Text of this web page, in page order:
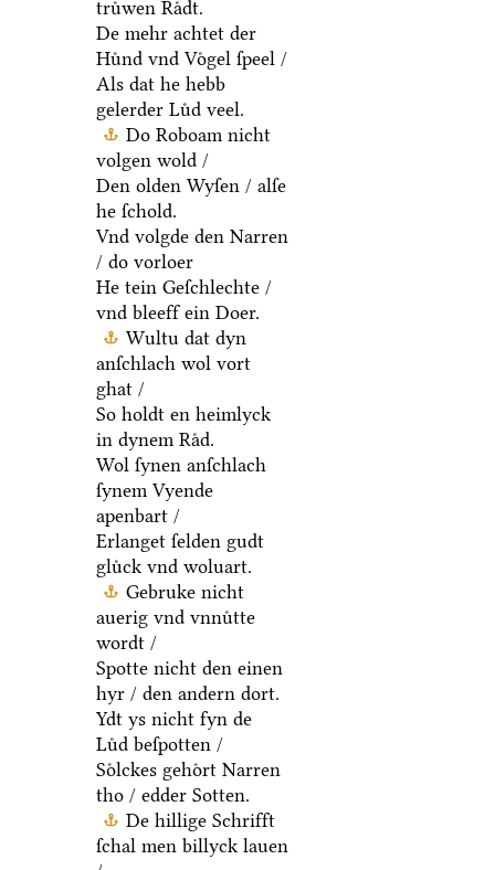
truͤwen Raͤdt.
De mehr achtet der
Huͤnd vnd Voͤgel ſpeel /
Als dat he hebb
gelerder Luͤd veel.
Do Roboam nicht
volgen wold /
Den olden Wyſen / alſe
he ſchold.
Vnd volgde den Narren
/ do vorloer
He tein Geſchlechte /
vnd bleeff ein Doer.
Wultu dat dyn
anſchlach wol vort
ghat /
So holdt en heimlyck
in dynem Raͤd.
Wol ſynen anſchlach
ſynem Vyende
apenbart /
Erlanget ſelden gudt
gluͤck vnd woluart.
Gebruke nicht
auerig vnd vnnuͤtte
wordt /
Spotte nicht den einen
hyr / den andern dort.
Ydt ys nicht fyn de
Luͤd beſpotten /
Soͤlckes gehoͤrt Narren
tho / edder Sotten.
De hillige Schrifft
ſchal men billyck lauen